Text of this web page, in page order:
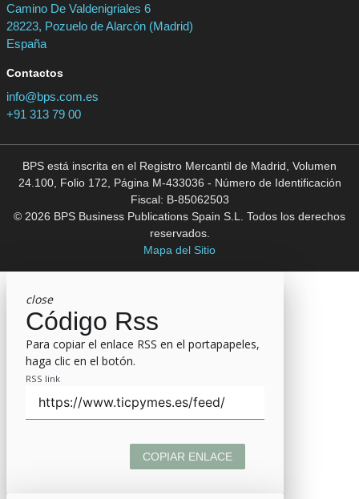
Camino De Valdenigriales 6
28223, Pozuelo de Alarcón (Madrid)
España
Contactos
info@bps.com.es
+91 313 79 00
BPS está inscrita en el Registro Mercantil de Madrid, Volumen
24.100, Folio 172, Página M-433036 - Número de Identificación
Fiscal: B-85062503
© 2026 BPS Business Publications Spain S.L. Todos los derechos
reservados.
Mapa del Sitio
close
Código Rss
Para copiar el enlace RSS en el portapapeles,
haga clic en el botón.
RSS link
COPIAR ENLACE